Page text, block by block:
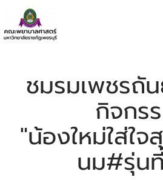
ชมรมเพชรถั
กิจกร
"น้องใหม่ใส่ใจ
นม#รุ่น